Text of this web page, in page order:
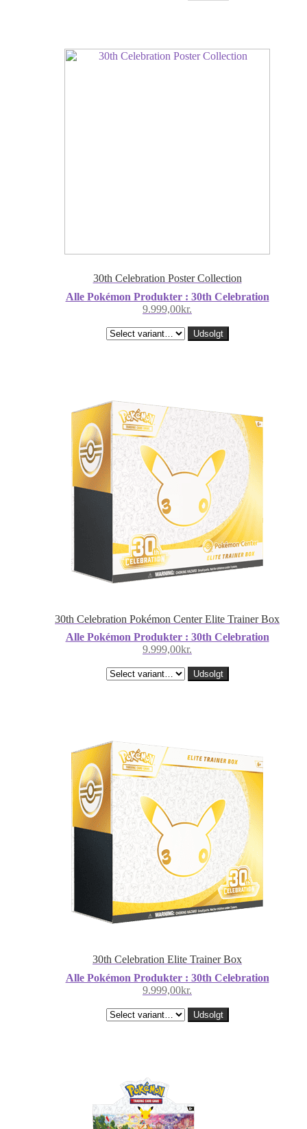
30th Celebration Poster Collection
Alle Pokémon Produkter : 30th Celebration
9.999,00kr.
Udsolgt
30th Celebration Pokémon Center Elite Trainer Box
Alle Pokémon Produkter : 30th Celebration
9.999,00kr.
Udsolgt
30th Celebration Elite Trainer Box
Alle Pokémon Produkter : 30th Celebration
9.999,00kr.
Udsolgt